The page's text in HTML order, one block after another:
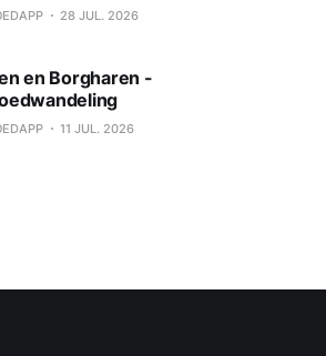
28 JUL. 2026
en Borgharen -
11 JUL. 2026